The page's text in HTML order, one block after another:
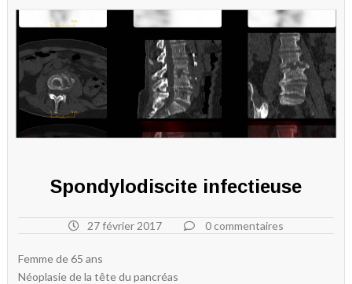
Spondylodiscite infectieuse
27 février 2017 0 commentaires
Femme de 65 ans
Néoplasie de la tête du pancréas